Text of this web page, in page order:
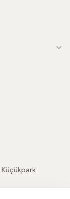
Küçükpark